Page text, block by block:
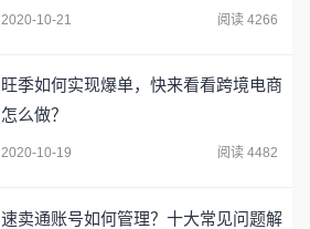
2020-10-21 阅读 4266
旺季如何实现爆单，快来看看跨境电商
怎么做？
2020-10-19 阅读 4482
速卖通账号如何管理？十大常见问题解